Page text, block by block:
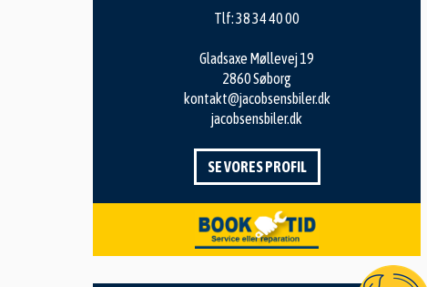
Tlf:38 34 40 00
Gladsaxe Møllevej 19
2860 Søborg
kontakt@jacobsensbiler.dk
jacobsensbiler.dk
SE VORES PROFIL